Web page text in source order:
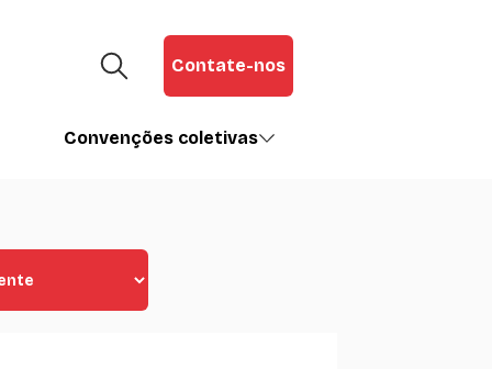
Contate-nos
Convenções coletivas